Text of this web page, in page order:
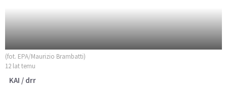
(fot. EPA/Maurizio Brambatti)
12 lat temu
KAI / drr